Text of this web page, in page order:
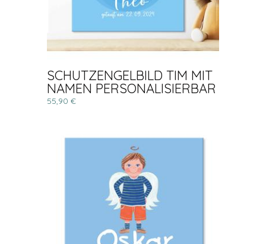
SCHUTZENGELBILD TIM MIT
NAMEN PERSONALISIERBAR
55,90 €